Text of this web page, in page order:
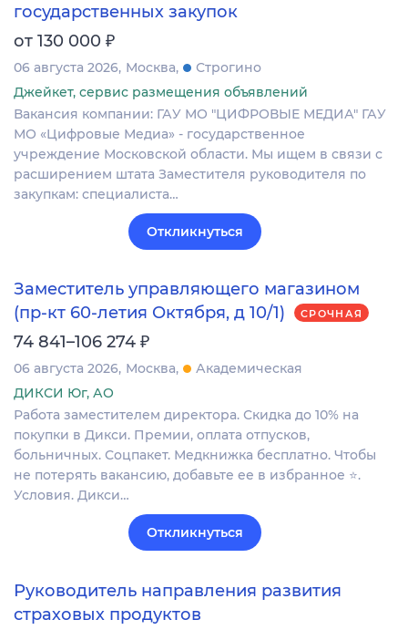
государственных закупок
от 130 000 ₽
06 августа 2026 Москва
Строгино
Джейкет, сервис размещения объявлений
Вакансия компании: ГАУ МО "ЦИФРОВЫЕ МЕДИА" ГАУ
МО «Цифровые Медиа» - государственное
учреждение Московской области. Мы ищем в связи с
расширением штата Заместителя руководителя по
закупкам: специалиста…
Откликнуться
Заместитель управляющего магазином
(пр-кт 60-летия Октября, д 10/1)
СРОЧНАЯ
74 841–106 274 ₽
06 августа 2026 Москва
Академическая
ДИКСИ Юг, АО
Работа заместителем директора. Скидка до 10% на
покупки в Дикси. Премии, оплата отпусков,
больничных. Соцпакет. Медкнижка бесплатно. Чтобы
не потерять вакансию, добавьте ее в избранное ⭐.
Условия. Дикси…
Откликнуться
Руководитель направления развития
страховых продуктов